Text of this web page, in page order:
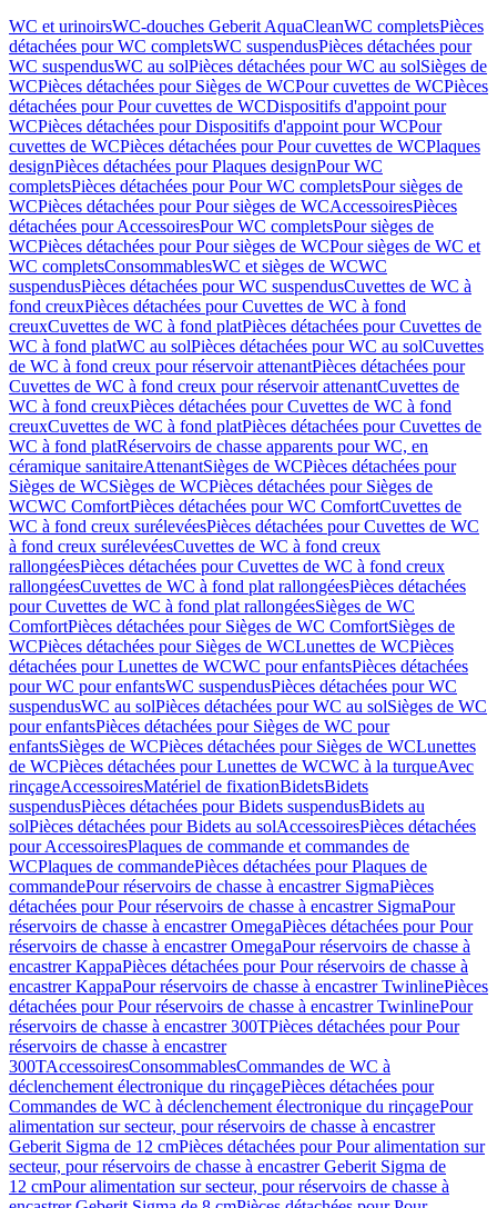
WC et urinoirsWC-douches Geberit AquaCleanWC completsPièces
détachées pour WC completsWC suspendusPièces détachées pour
WC suspendusWC au solPièces détachées pour WC au solSièges de
WCPièces détachées pour Sièges de WCPour cuvettes de WCPièces
détachées pour Pour cuvettes de WCDispositifs d'appoint pour
WCPièces détachées pour Dispositifs d'appoint pour WCPour
cuvettes de WCPièces détachées pour Pour cuvettes de WCPlaques
designPièces détachées pour Plaques designPour WC
completsPièces détachées pour Pour WC completsPour sièges de
WCPièces détachées pour Pour sièges de WCAccessoiresPièces
détachées pour AccessoiresPour WC completsPour sièges de
WCPièces détachées pour Pour sièges de WCPour sièges de WC et
WC completsConsommablesWC et sièges de WCWC
suspendusPièces détachées pour WC suspendusCuvettes de WC à
fond creuxPièces détachées pour Cuvettes de WC à fond
creuxCuvettes de WC à fond platPièces détachées pour Cuvettes de
WC à fond platWC au solPièces détachées pour WC au solCuvettes
de WC à fond creux pour réservoir attenantPièces détachées pour
Cuvettes de WC à fond creux pour réservoir attenantCuvettes de
WC à fond creuxPièces détachées pour Cuvettes de WC à fond
creuxCuvettes de WC à fond platPièces détachées pour Cuvettes de
WC à fond platRéservoirs de chasse apparents pour WC, en
céramique sanitaireAttenantSièges de WCPièces détachées pour
Sièges de WCSièges de WCPièces détachées pour Sièges de
WCWC ComfortPièces détachées pour WC ComfortCuvettes de
WC à fond creux surélevéesPièces détachées pour Cuvettes de WC
à fond creux surélevéesCuvettes de WC à fond creux
rallongéesPièces détachées pour Cuvettes de WC à fond creux
rallongéesCuvettes de WC à fond plat rallongéesPièces détachées
pour Cuvettes de WC à fond plat rallongéesSièges de WC
ComfortPièces détachées pour Sièges de WC ComfortSièges de
WCPièces détachées pour Sièges de WCLunettes de WCPièces
détachées pour Lunettes de WCWC pour enfantsPièces détachées
pour WC pour enfantsWC suspendusPièces détachées pour WC
suspendusWC au solPièces détachées pour WC au solSièges de WC
pour enfantsPièces détachées pour Sièges de WC pour
enfantsSièges de WCPièces détachées pour Sièges de WCLunettes
de WCPièces détachées pour Lunettes de WCWC à la turqueAvec
rinçageAccessoiresMatériel de fixationBidetsBidets
suspendusPièces détachées pour Bidets suspendusBidets au
solPièces détachées pour Bidets au solAccessoiresPièces détachées
pour AccessoiresPlaques de commande et commandes de
WCPlaques de commandePièces détachées pour Plaques de
commandePour réservoirs de chasse à encastrer SigmaPièces
détachées pour Pour réservoirs de chasse à encastrer SigmaPour
réservoirs de chasse à encastrer OmegaPièces détachées pour Pour
réservoirs de chasse à encastrer OmegaPour réservoirs de chasse à
encastrer KappaPièces détachées pour Pour réservoirs de chasse à
encastrer KappaPour réservoirs de chasse à encastrer TwinlinePièces
détachées pour Pour réservoirs de chasse à encastrer TwinlinePour
réservoirs de chasse à encastrer 300TPièces détachées pour Pour
réservoirs de chasse à encastrer
300TAccessoiresConsommablesCommandes de WC à
déclenchement électronique du rinçagePièces détachées pour
Commandes de WC à déclenchement électronique du rinçagePour
alimentation sur secteur, pour réservoirs de chasse à encastrer
Geberit Sigma de 12 cmPièces détachées pour Pour alimentation sur
secteur, pour réservoirs de chasse à encastrer Geberit Sigma de
12 cmPour alimentation sur secteur, pour réservoirs de chasse à